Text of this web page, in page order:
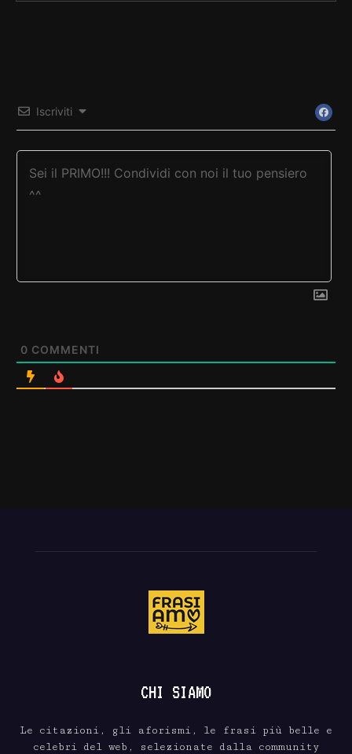
Iscriviti
0 COMMENTI
CHI SIAMO
Le citazioni, gli aforismi, le frasi più belle e
celebri del web, selezionate dalla community